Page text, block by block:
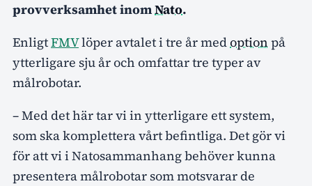
provverksamhet inomNato.
EnligtFMVlöper avtalet i tre år medoption på
ytterligare sju år och omfattar tre typer av
målrobotar.
– Med det här tar vi in ytterligare ett system,
som ska komplettera vårt befintliga. Det gör vi
för att vi i Natosammanhang behöver kunna
presentera målrobotar som motsvarar de